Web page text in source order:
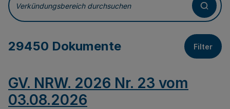
Verkündungsbereich durchsuchen
29450 Dokumente Filter
GV. NRW. 2026 Nr. 23 vom
03.08.2026